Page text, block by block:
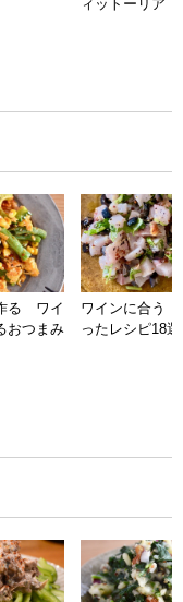
ィットーリア
る ワイ
おつまみ
ワインに合う
ったレシピ18